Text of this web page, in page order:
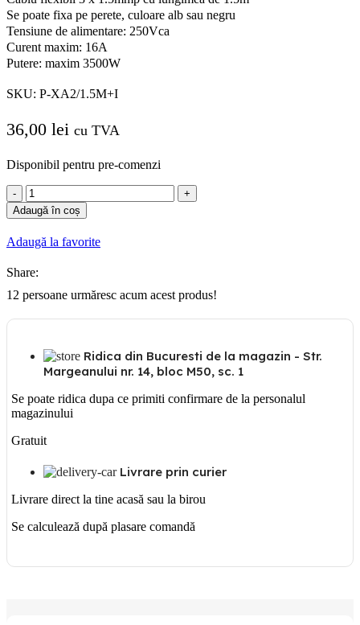
Se poate fixa pe perete, culoare alb sau negru
Tensiune de alimentare: 250Vca
Curent maxim: 16A
Putere: maxim 3500W
SKU: P-XA2/1.5M+I
36,00 lei cu TVA
Disponibil pentru pre-comenzi
Cantitate
Prelungitor
2
prize
cu
protecție
copil
întrerupător,
Panasonic
Adaugă în coș
Adaugă la favorite
Share:
12 persoane urmăresc acum acest produs!
Ridica din Bucuresti de la magazin - Str.
Margeanului nr. 14, bloc M50, sc. 1
Se poate ridica dupa ce primiti confirmare de la personalul
magazinului
Gratuit
Livrare prin curier
Livrare direct la tine acasă sau la birou
Se calculează după plasare comandă